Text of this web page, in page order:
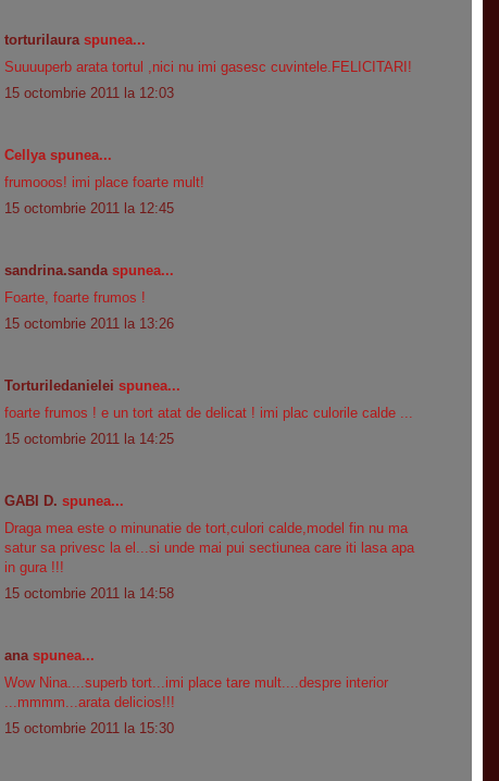
torturilauraspunea...
Suuuuperb arata tortul ,nici nu imi gasesc cuvintele.FELICITARI!
15 octombrie 2011 la 12:03
Cellya spunea...
frumooos! imi place foarte mult!
15 octombrie 2011 la 12:45
sandrina.sandaspunea...
Foarte, foarte frumos !
15 octombrie 2011 la 13:26
Torturiledanielei spunea...
foarte frumos ! e un tort atat de delicat ! imi plac culorile calde ...
15 octombrie 2011 la 14:25
GABI D. spunea...
Draga mea este o minunatie de tort,culori calde,model fin nu ma
satur sa privesc la el...si unde mai pui sectiunea care iti lasa apa
in gura !!!
15 octombrie 2011 la 14:58
anaspunea...
Wow Nina....superb tort...imi place tare mult....despre interior
...mmmm...arata delicios!!!
15 octombrie 2011 la 15:30